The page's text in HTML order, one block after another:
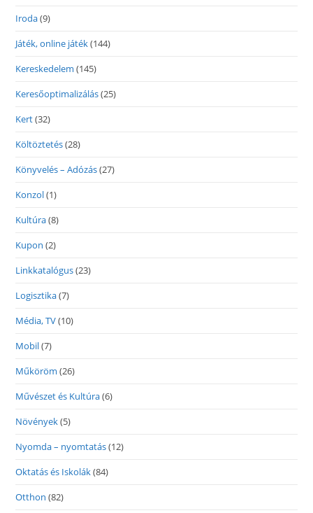
Iroda(9)
Játék, online játék(144)
Kereskedelem (145)
Keresőoptimalizálás(25)
Kert(32)
Költöztetés(28)
Könyvelés – Adózás(27)
Konzol(1)
Kultúra(8)
Kupon (2)
Linkkatalógus(23)
Logisztika(7)
Média, TV(10)
Mobil(7)
Műköröm (26)
Művészet és Kultúra(6)
Növények(5)
Nyomda – nyomtatás(12)
Oktatás és Iskolák(84)
Otthon (82)